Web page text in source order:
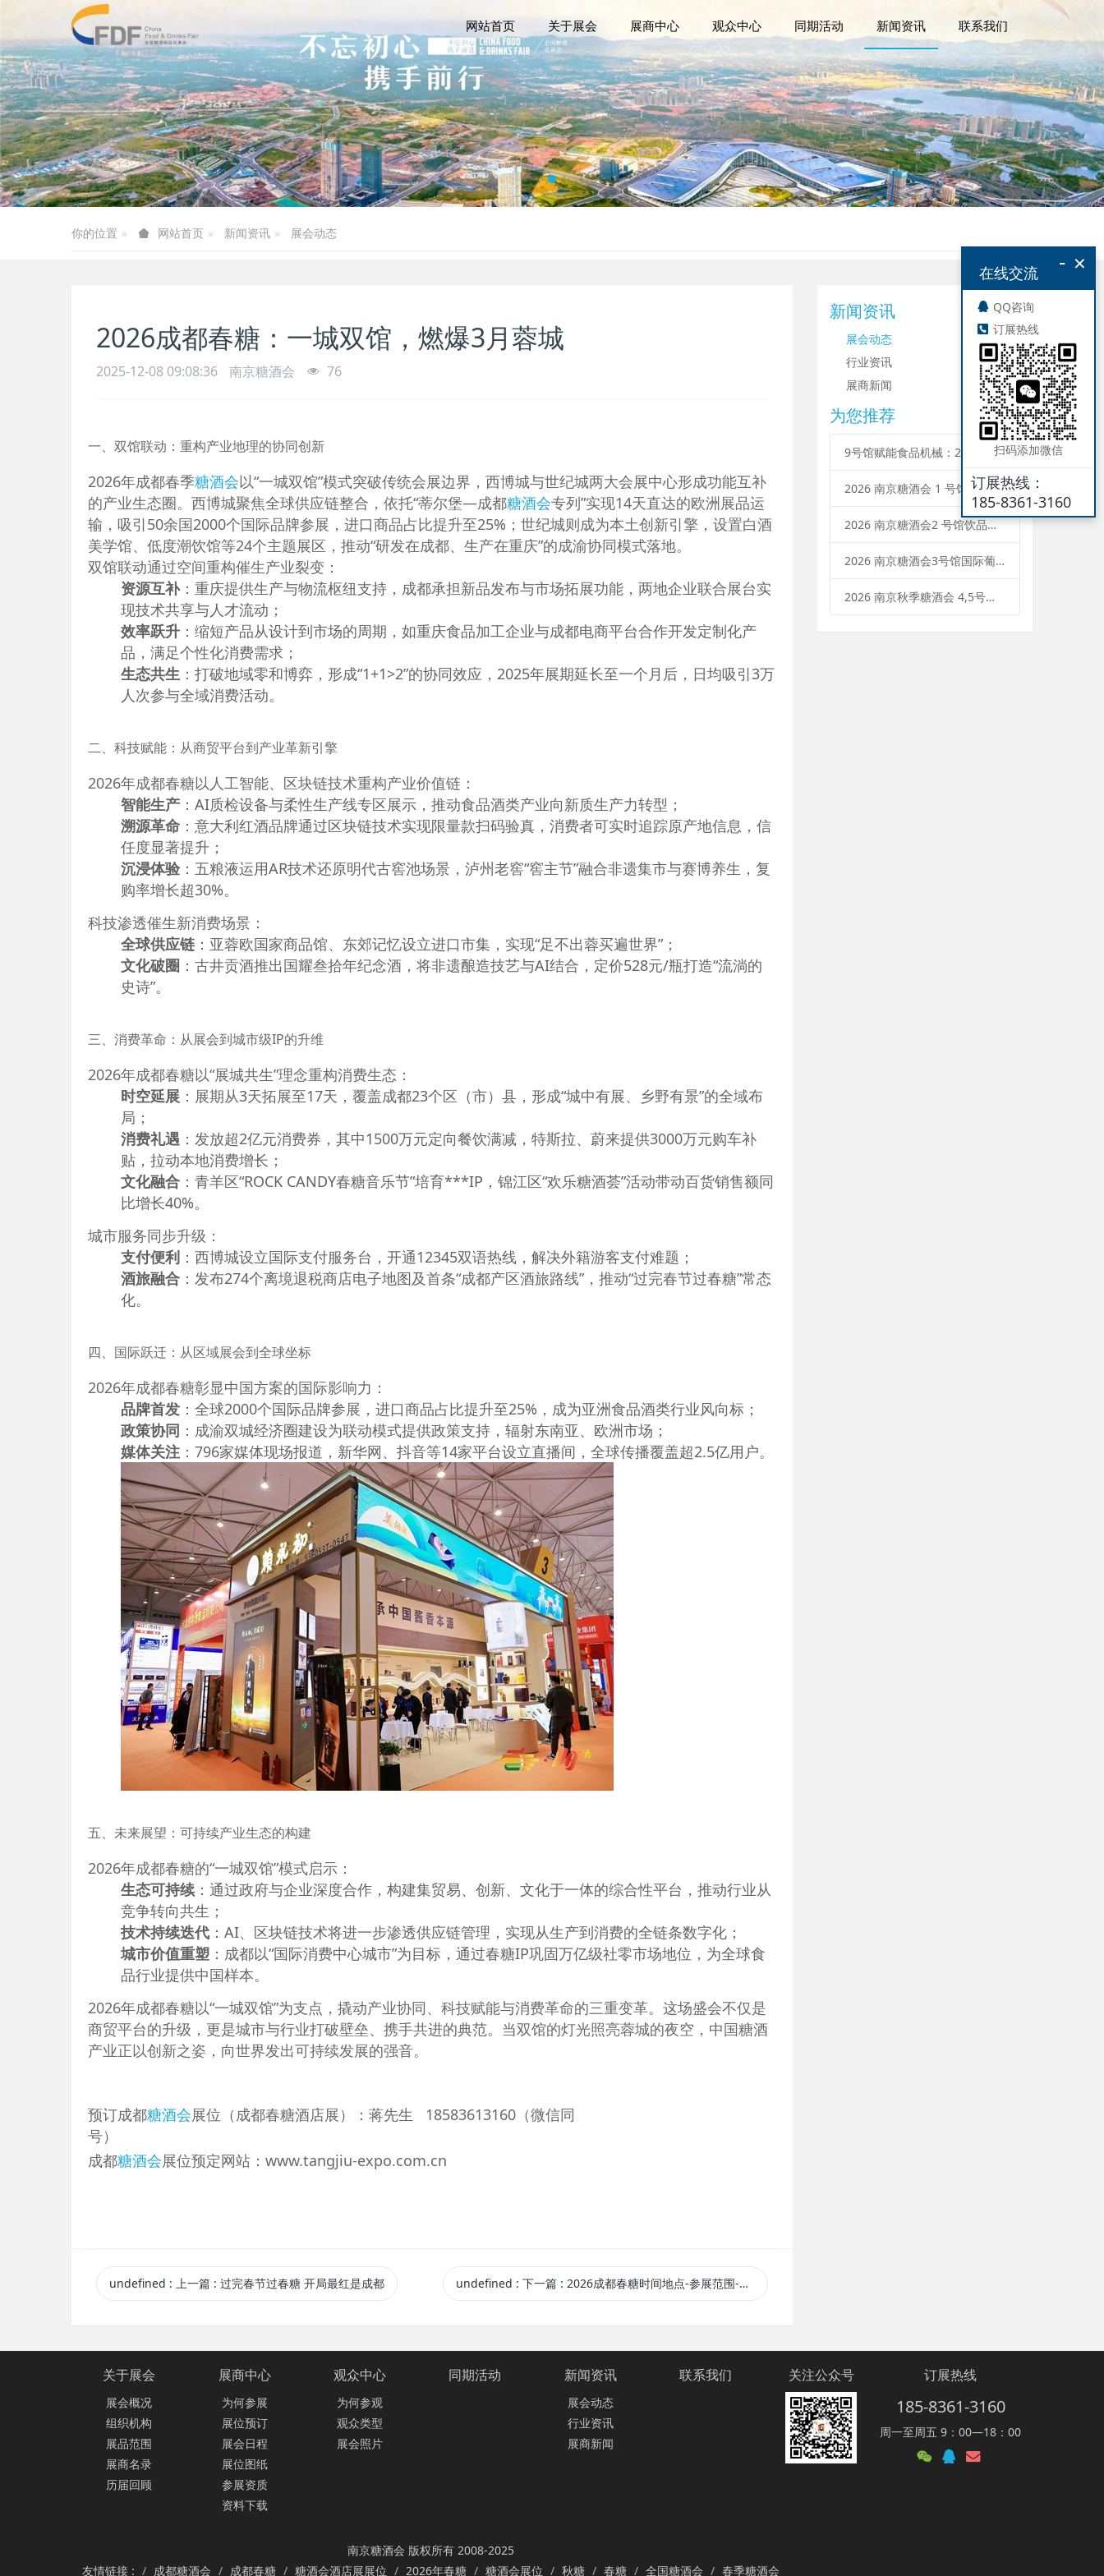
网站首页 关于展会 展商中心 观众中心 同期活动 新闻资讯 联系我们
你的位置 网站首页 新闻资讯 展会动态
2026成都春糖：一城双馆，燃爆3月蓉城
2025-12-08 09:08:36 南京糖酒会 76
一、双馆联动：重构产业地理的协同创新
2026年成都春季糖酒会以“一城双馆”模式突破传统会展边界，西博城与世纪城两大会展中心形成功能互补
的产业生态圈。西博城聚焦全球供应链整合，依托“蒂尔堡—成都糖酒会专列”实现14天直达的欧洲展品运
输，吸引50余国2000个国际品牌参展，进口商品占比提升至25%；世纪城则成为本土创新引擎，设置白酒
美学馆、低度潮饮馆等24个主题展区，推动“研发在成都、生产在重庆”的成渝协同模式落地。
双馆联动通过空间重构催生产业裂变：
资源互补：重庆提供生产与物流枢纽支持，成都承担新品发布与市场拓展功能，两地企业联合展台实
现技术共享与人才流动；
效率跃升 ：缩短产品从设计到市场的周期，如重庆食品加工企业与成都电商平台合作开发定制化产
品，满足个性化消费需求；
生态共生 ：打破地域零和博弈，形成“1+1>2”的协同效应，2025年展期延长至一个月后，日均吸引3万
人次参与全域消费活动。
二、科技赋能：从商贸平台到产业革新引擎
2026年成都春糖以人工智能、区块链技术重构产业价值链：
智能生产 ：AI质检设备与柔性生产线专区展示，推动食品酒类产业向新质生产力转型；
溯源革命 ：意大利红酒品牌通过区块链技术实现限量款扫码验真，消费者可实时追踪原产地信息，信
任度显著提升；
沉浸体验：五粮液运用AR技术还原明代古窖池场景，泸州老窖“窖主节”融合非遗集市与赛博养生，复
购率增长超30%。
科技渗透催生新消费场景：
全球供应链 ：亚蓉欧国家商品馆、东郊记忆设立进口市集，实现“足不出蓉买遍世界”；
文化破圈 ：古井贡酒推出国耀叁拾年纪念酒，将非遗酿造技艺与AI结合，定价528元/瓶打造“流淌的
史诗”。
三、消费革命：从展会到城市级IP的升维
2026年成都春糖以“展城共生”理念重构消费生态：
时空延展 ：展期从3天拓展至17天，覆盖成都23个区（市）县，形成“城中有展、乡野有景”的全域布
局；
消费礼遇 ：发放超2亿元消费券，其中1500万元定向餐饮满减，特斯拉、蔚来提供3000万元购车补
贴，拉动本地消费增长；
文化融合 ：青羊区“ROCK CANDY春糖音乐节”培育***IP，锦江区“欢乐糖酒荟”活动带动百货销售额同
比增长40%。
城市服务同步升级：
支付便利 ：西博城设立国际支付服务台，开通12345双语热线，解决外籍游客支付难题；
酒旅融合 ：发布274个离境退税商店电子地图及首条“成都产区酒旅路线”，推动“过完春节过春糖”常态
化。
四、国际跃迁：从区域展会到全球坐标
2026年成都春糖彰显中国方案的国际影响力：
品牌首发 ：全球2000个国际品牌参展，进口商品占比提升至25%，成为亚洲食品酒类行业风向标；
政策协同 ：成渝双城经济圈建设为联动模式提供政策支持，辐射东南亚、欧洲市场；
媒体关注 ：796家媒体现场报道，新华网、抖音等14家平台设立直播间，全球传播覆盖超2.5亿用户。
五、未来展望：可持续产业生态的构建
2026年成都春糖的“一城双馆”模式启示：
生态可持续：通过政府与企业深度合作，构建集贸易、创新、文化于一体的综合性平台，推动行业从
竞争转向共生；
技术持续迭代 ：AI、区块链技术将进一步渗透供应链管理，实现从生产到消费的全链条数字化；
城市价值重塑 ：成都以“国际消费中心城市”为目标，通过春糖IP巩固万亿级社零市场地位，为全球食
品行业提供中国样本。
2026年成都春糖以“一城双馆”为支点，撬动产业协同、科技赋能与消费革命的三重变革。这场盛会不仅是
商贸平台的升级，更是城市与行业打破壁垒、携手共进的典范。当双馆的灯光照亮蓉城的夜空，中国糖酒
产业正以创新之姿，向世界发出可持续发展的强音。
预订成都糖酒会展位（成都春糖酒店展）：蒋先生 18583613160（微信同
号）
成都糖酒会展位预定网站：www.tangjiu-expo.com.cn
undefined : 上一篇 : 过完春节过春糖 开局最红是成都 undefined : 下一篇 : 2026成都春糖时间地点-参展范围-参展优势
新闻资讯
展会动态
行业资讯
展商新闻
为您推荐
9号馆赋能食品机械：2026 南京秋糖参展企业范围与流程升级
2026 南京糖酒会 1 号馆调味品展区：参展企业范围、展位类型、申请流程
2026 南京糖酒会2 号馆饮品及乳制品展区：参展条件、企业范围、报名流程
2026 南京糖酒会3号馆国际葡萄酒及烈酒招商：企业参展范围、报名流程、展位预定
2026 南京秋季糖酒会 4,5号馆中国名酒企业参展需要什么条件？范围 + 流程
关于展会
展会概况
组织机构
展品范围
展商名录
历届回顾
展商中心
为何参展
展位预订
展会日程
展位图纸
参展资质
资料下载
观众中心
为何参观
观众类型
展会照片
同期活动 新闻资讯
展会动态
行业资讯
展商新闻
联系我们 关注公众号 订展热线
185-8361-3160
周一至周五 9：00—18：00
南京糖酒会 版权所有 2008-2025
友情链接 :
成都糖酒会 成都春糖 糖酒会酒店展展位 2026年春糖 糖酒会展位 秋糖 春糖 全国糖酒会 春季糖酒会
×
-
在线交流
QQ咨询
订展热线
扫码添加微信
订展热线：
185-8361-3160